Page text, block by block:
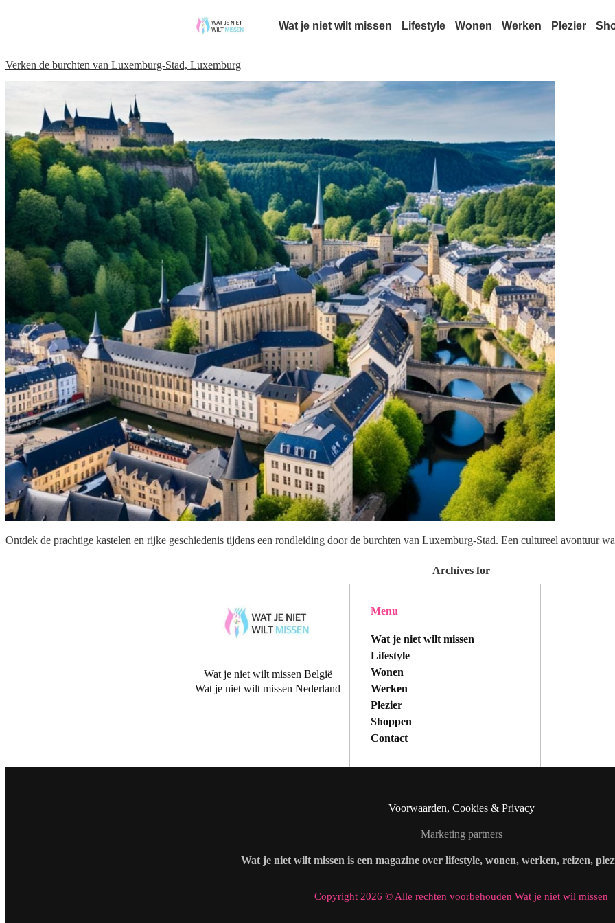
Wat je niet wilt missen Lifestyle Wonen Werken Plezier
Verken de burchten van Luxemburg-Stad, Luxemburg
Ontdek de prachtige kastelen en rijke geschiedenis tijdens een rondleiding door de burchten van Luxemburg-Stad. Een cultureel avontuur
Archives for
Wat je niet wilt missen België
Wat je niet wilt missen Nederland
Menu
Wat je niet wilt missen
Lifestyle
Wonen
Werken
Plezier
Shoppen
Contact
Voorwaarden, Cookies & Privacy
Marketing partners
Wat je niet wilt missen is een magazine over lifestyle, wonen, werken, reizen,
Copyright 2026 © Alle rechten voorbehouden Wat je niet wil missen